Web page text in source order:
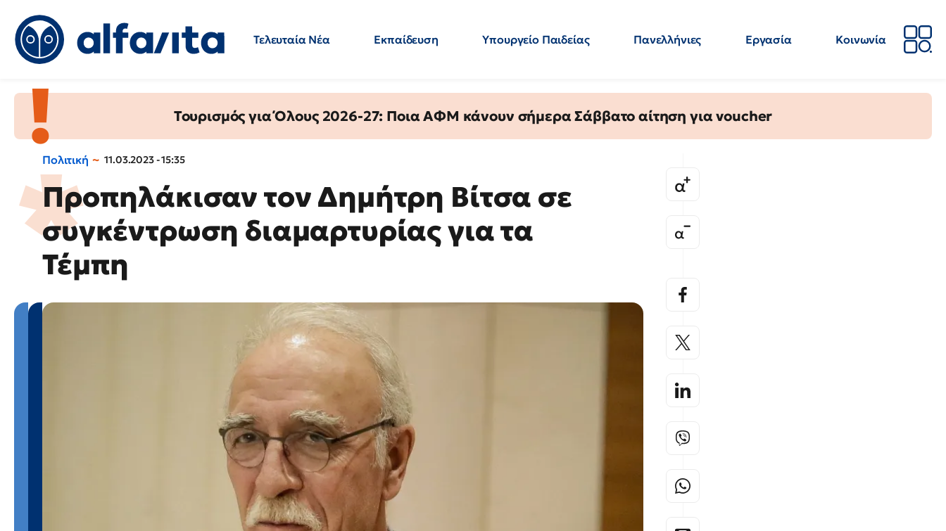
Τελευταία Νέα Εκπαίδευση Υπουργείο Παιδείας Πανελλήνιες Εργασία
Κοινωνία
Τουρισμός για Όλους 2026-27: Ποια ΑΦΜ κάνουν σήμερα Σάββατο αίτηση για voucher
Πολιτική 11.03.2023 - 15:35
Προπηλάκισαν τον Δημήτρη Βίτσα σε
συγκέντρωση διαμαρτυρίας για τα
Τέμπη